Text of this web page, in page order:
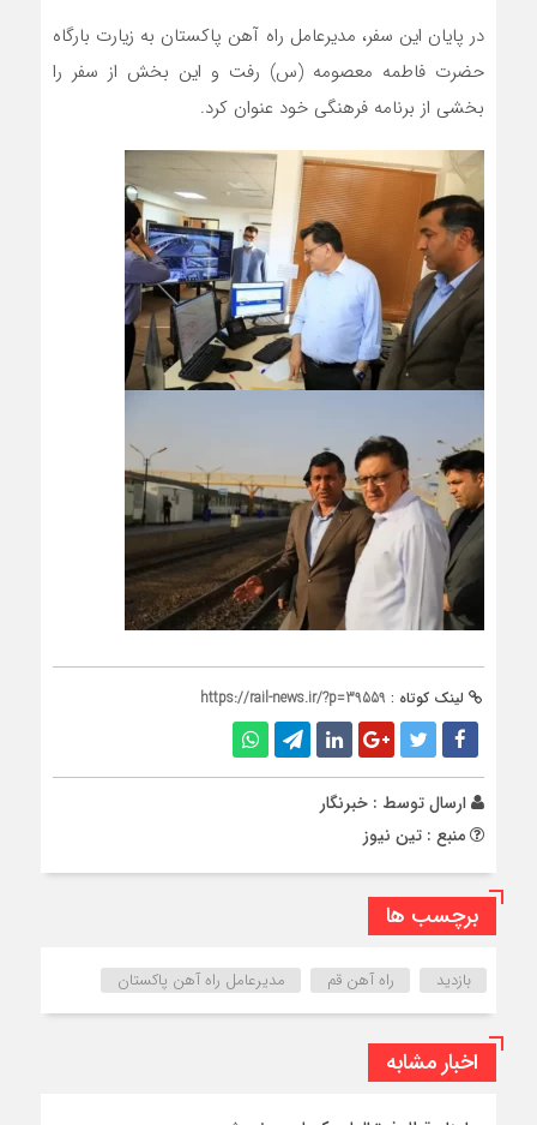
در پایان این سفر، مدیرعامل راه آهن پاکستان به زیارت بارگاه
حضرت فاطمه معصومه (س) رفت و این بخش از سفر را
بخشی از برنامه فرهنگی خود عنوان کرد.
لینک کوتاه : https://rail-news.ir/?p=39559
ارسال توسط : خبرنگار
منبع : تین نیوز
برچسب ها
بازدید راه آهن قم مدیرعامل راه‌ آهن پاکستان
اخبار مشابه